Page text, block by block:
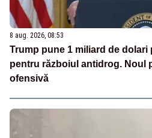
8 aug. 2026, 08:53
Trump pune 1 miliard de dolari
pentru războiul antidrog. Noul
ofensivă